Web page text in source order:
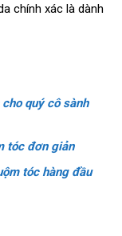
chính xác là dành
quý cô sành
tóc đơn giản
tóc hàng đầu